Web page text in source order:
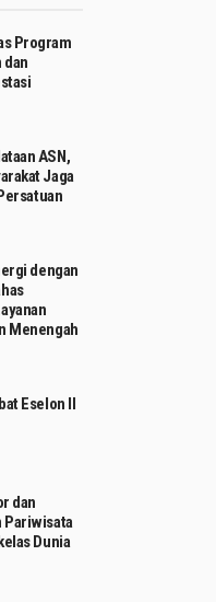
Program
ASN,
Jaga
dengan
Menengah
Eselon II
dan
Pariwisata
Dunia